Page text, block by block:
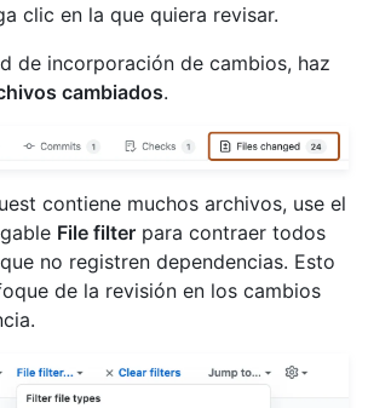
clic en la que quiera revisar.
de incorporación de cambios, haz
cambiados.
contiene muchos archivos, use el
File filter para contraer todos
no registren dependencias. Esto
de la revisión en los cambios